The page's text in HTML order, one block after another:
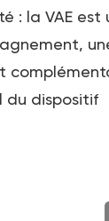
: la VAE est
du dispositif